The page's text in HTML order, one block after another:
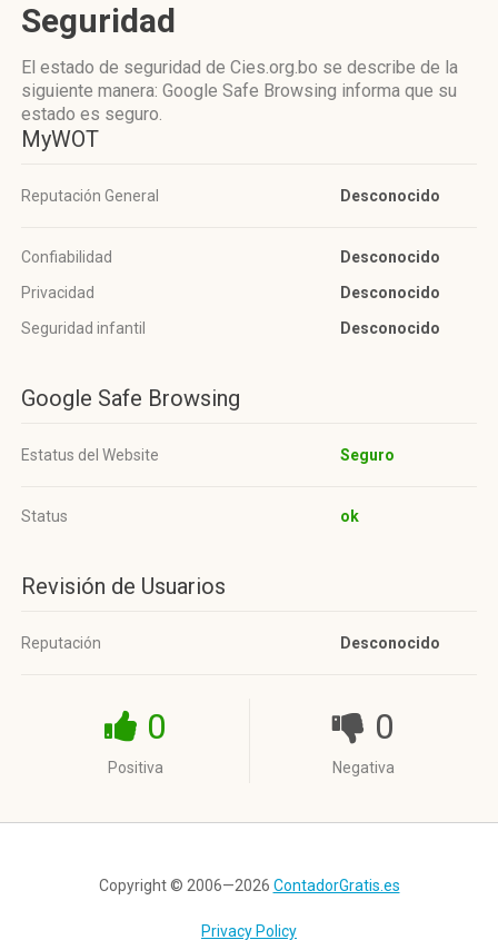
Seguridad
El estado de seguridad de Cies.org.bo se describe de la
siguiente manera: Google Safe Browsing informa que su
estado es seguro.
MyWOT
Reputación General Desconocido
Confiabilidad
Desconocido
Privacidad
Desconocido
Seguridad infantil
Desconocido
Google Safe Browsing
Estatus del Website Seguro
Status ok
Revisión de Usuarios
Reputación Desconocido
0
Positiva
0
Negativa
Copyright © 2006—2026 ContadorGratis.es
Privacy Policy